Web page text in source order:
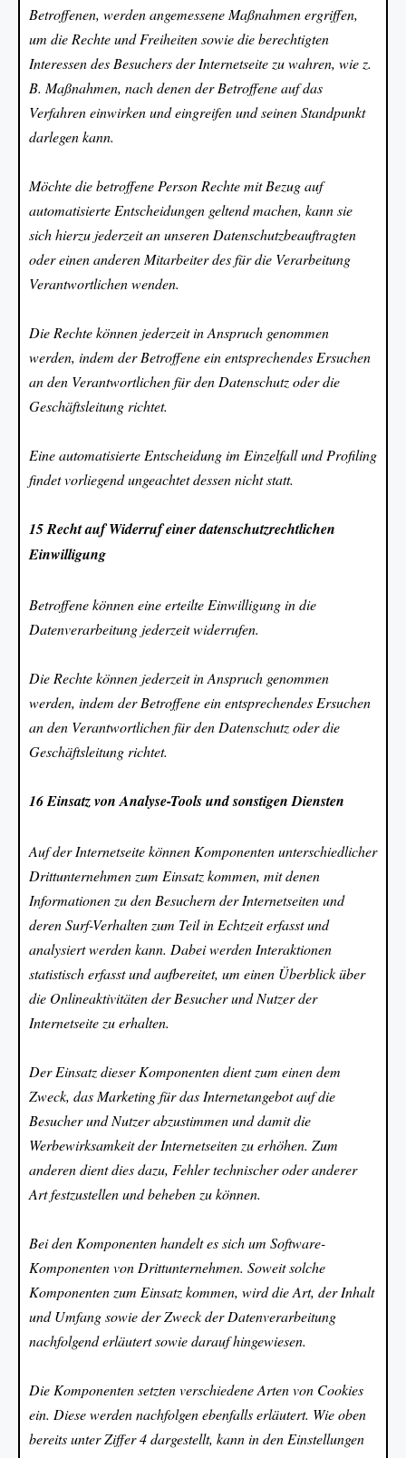
Betroffenen, werden angemessene Maßnahmen ergriffen,
um die Rechte und Freiheiten sowie die berechtigten
Interessen des Besuchers der Internetseite zu wahren, wie z.
B. Maßnahmen, nach denen der Betroffene auf das
Verfahren einwirken und eingreifen und seinen Standpunkt
darlegen kann.
Möchte die betroffene Person Rechte mit Bezug auf
automatisierte Entscheidungen geltend machen, kann sie
sich hierzu jederzeit an unseren Datenschutzbeauftragten
oder einen anderen Mitarbeiter des für die Verarbeitung
Verantwortlichen wenden.
Die Rechte können jederzeit in Anspruch genommen
werden, indem der Betroffene ein entsprechendes Ersuchen
an den Verantwortlichen für den Datenschutz oder die
Geschäftsleitung richtet.
Eine automatisierte Entscheidung im Einzelfall und Profiling
findet vorliegend ungeachtet dessen nicht statt.
15 Recht auf Widerruf einer datenschutzrechtlichen
Einwilligung
Betroffene können eine erteilte Einwilligung in die
Datenverarbeitung jederzeit widerrufen.
Die Rechte können jederzeit in Anspruch genommen
werden, indem der Betroffene ein entsprechendes Ersuchen
an den Verantwortlichen für den Datenschutz oder die
Geschäftsleitung richtet.
16 Einsatz von Analyse-Tools und sonstigen Diensten
Auf der Internetseite können Komponenten unterschiedlicher
Drittunternehmen zum Einsatz kommen, mit denen
Informationen zu den Besuchern der Internetseiten und
deren Surf-Verhalten zum Teil in Echtzeit erfasst und
analysiert werden kann. Dabei werden Interaktionen
statistisch erfasst und aufbereitet, um einen Überblick über
die Onlineaktivitäten der Besucher und Nutzer der
Internetseite zu erhalten.
Der Einsatz dieser Komponenten dient zum einen dem
Zweck, das Marketing für das Internetangebot auf die
Besucher und Nutzer abzustimmen und damit die
Werbewirksamkeit der Internetseiten zu erhöhen. Zum
anderen dient dies dazu, Fehler technischer oder anderer
Art festzustellen und beheben zu können.
Bei den Komponenten handelt es sich um Software-
Komponenten von Drittunternehmen. Soweit solche
Komponenten zum Einsatz kommen, wird die Art, der Inhalt
und Umfang sowie der Zweck der Datenverarbeitung
nachfolgend erläutert sowie darauf hingewiesen.
Die Komponenten setzten verschiedene Arten von Cookies
ein. Diese werden nachfolgen ebenfalls erläutert. Wie oben
bereits unter Ziffer 4 dargestellt, kann in den Einstellungen